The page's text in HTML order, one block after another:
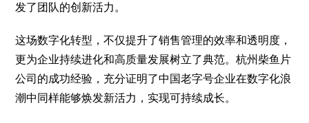
发了团队的创新活力。
这场数字化转型，不仅提升了销售管理的效率和透明度，
更为企业持续进化和高质量发展树立了典范。杭州柴鱼片
公司的成功经验，充分证明了中国老字号企业在数字化浪
潮中同样能够焕发新活力，实现可持续成长。